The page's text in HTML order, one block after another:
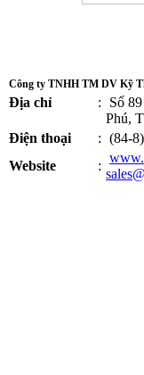
Công ty TNHH TM DV Kỹ
Địa chỉ :
Số
Phú,
Điện thoại
:
Website
: